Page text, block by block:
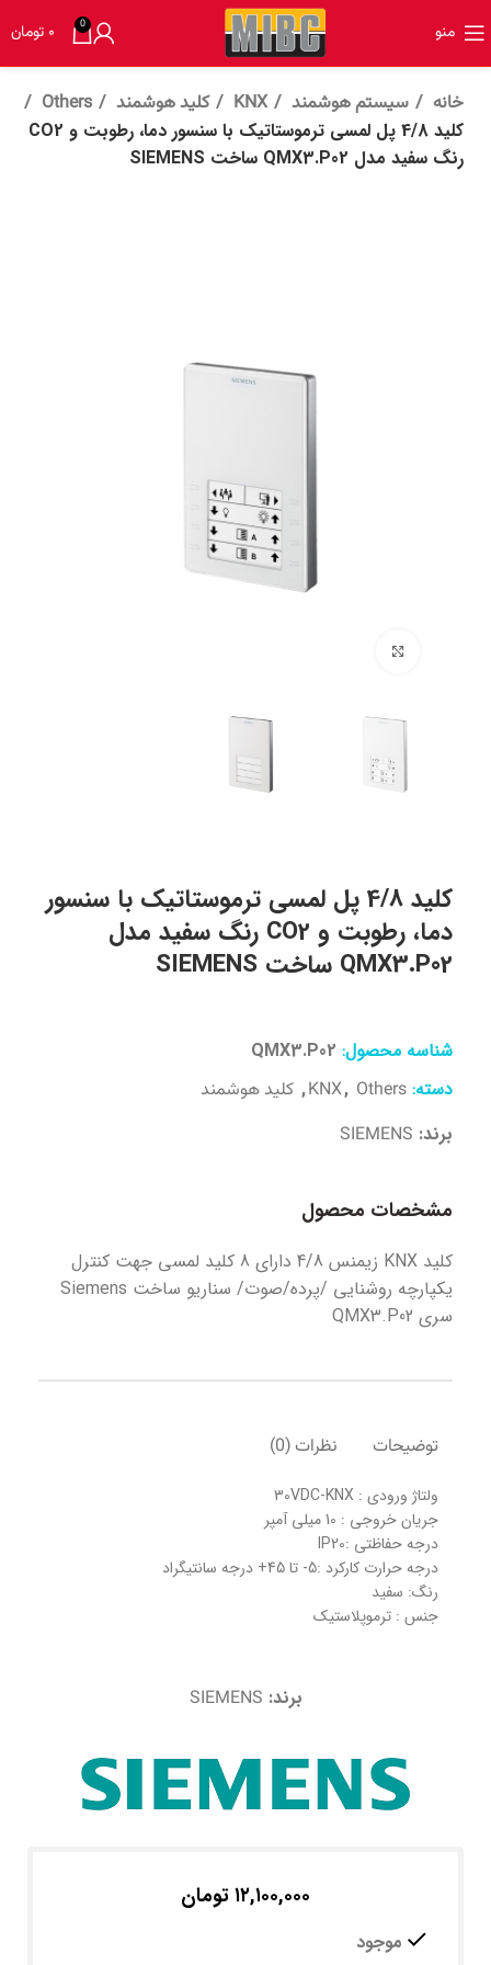
منو 0 ۰ تومان
خانه سیستم هوشمند KNX کلید هوشمند
Others
کلید 4/8 پل لمسی ترموستاتیک با سنسور دما، رطوبت و CO2
رنگ سفید مدل QMX3.P02 ساخت SIEMENS
کلید 4/8 پل لمسی ترموستاتیک با سنسور
دما، رطوبت و CO2 رنگ سفید مدل
QMX3.P02 ساخت SIEMENS
شناسه محصول: QMX3.P02
دسته:
KNX, Others
, کلید هوشمند
برند: SIEMENS
مشخصات محصول
کلید KNX زیمنس 4/8 دارای 8 کلید لمسی جهت کنترل
یکپارچه روشنایی /پرده/صوت/ سناریو ساخت Siemens
سری QMX3.P02
توضیحات نظرات (0)
ولتاژ ورودی : 30VDC-KNX
جریان خروجی : 10 میلی آمپر
درجه حفاظتی :IP20
درجه حرارت کارکرد :5- تا 45+ درجه سانتیگراد
رنگ: سفید
جنس : ترموپلاستیک
برند: SIEMENS
۱۲,۱۰۰,۰۰۰تومان
موجود